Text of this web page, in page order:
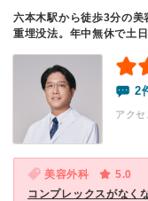
六本木駅から徒歩3分の
重埋没法。年中無休で土日
2
アク
美容外科
5.0
コンプレックスがなく